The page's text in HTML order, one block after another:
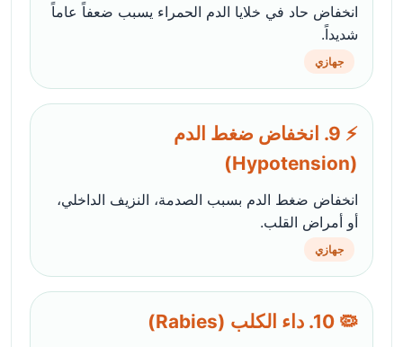
انخفاض حاد في خلايا الدم الحمراء يسبب ضعفاً عاماً
شديداً.
جهازي
⚡ 9. انخفاض ضغط الدم
(Hypotension)
انخفاض ضغط الدم بسبب الصدمة، النزيف الداخلي،
أو أمراض القلب.
جهازي
🦠 10. داء الكلب (Rabies)